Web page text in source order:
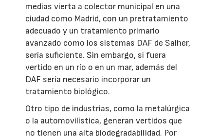
medias vierta a colector municipal en una
ciudad como Madrid, con un pretratamiento
adecuado y un tratamiento primario
avanzado como los sistemas DAF de Salher,
sería suficiente. Sin embargo, si fuera
vertido en un río o en un mar, además del
DAF sería necesario incorporar un
tratamiento biológico.
Otro tipo de industrias, como la metalúrgica
o la automovilística, generan vertidos que
no tienen una alta biodegradabilidad. Por